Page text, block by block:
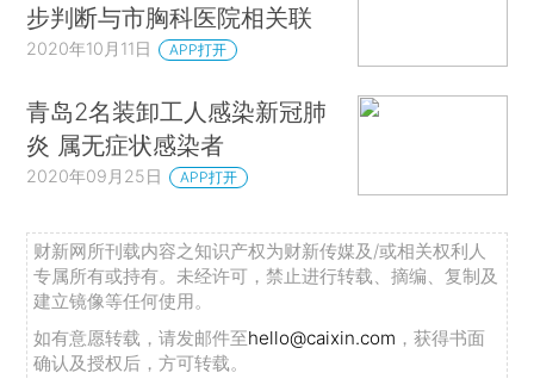
步判断与市胸科医院相关联
2020年10月11日 APP打开
青岛2名装卸工人感染新冠肺
炎 属无症状感染者
2020年09月25日 APP打开
财新网所刊载内容之知识产权为财新传媒及/或相关权利人
专属所有或持有。未经许可，禁止进行转载、摘编、复制及
建立镜像等任何使用。
如有意愿转载，请发邮件至hello@caixin.com ，获得书面
确认及授权后，方可转载。